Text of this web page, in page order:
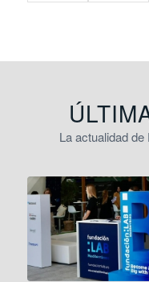
La actualidad